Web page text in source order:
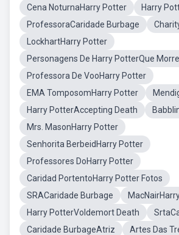
Cena NoturnaHarry Potter
Harry
ProfessoraCaridade Burbage
LockhartHarry Potter
Personagens De Harry PotterQue
Professora De VooHarry Potter
EMA TomposomHarry Potter
Harry PotterAccepting Death
Mrs. MasonHarry Potter
Senhorita BerbeidHarry Potter
Professores DoHarry Potter
Caridad PortentoHarry Potter Fotos
SRACaridade Burbage
Harry PotterVoldemort Death
Caridade BurbageAtriz
Artes Das